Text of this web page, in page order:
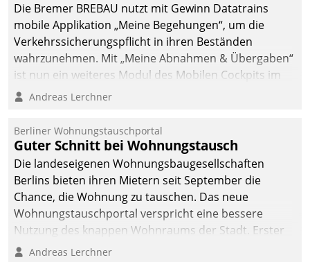
Die Bremer BREBAU nutzt mit Gewinn Datatrains
mobile Applikation „Meine Begehungen“, um die
Verkehrssicherungspflicht in ihren Beständen
wahrzunehmen. Mit „Meine Abnahmen & Übergaben“
ist nun ein weiteres Modul des Mobilen Cockpits im
Einsatz.
Andreas Lerchner
Berliner Wohnungstauschportal
Guter Schnitt bei Wohnungstausch
Die landeseigenen Wohnungsbaugesellschaften
Berlins bieten ihren Mietern seit September die
Chance, die Wohnung zu tauschen. Das neue
Wohnungstauschportal verspricht eine bessere
Nutzung des knappen Wohnraums der Stadt. Erster
Anwendungsfall für Datatrains Lösung API-Hub mit
Andreas Lerchner